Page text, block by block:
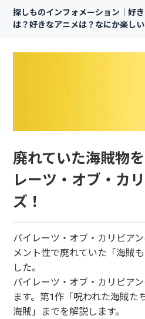
探しものインフォメーション｜好
は？好きなアニメは？なにか楽し
廃れていた海賊物
レーツ・オブ・カ
ズ！
パイレーツ・オブ・カリビア
メント性で廃れていた「海賊
した。
パイレーツ・オブ・カリビア
ます。第1作「呪われた海賊た
海賊」までを解説します。